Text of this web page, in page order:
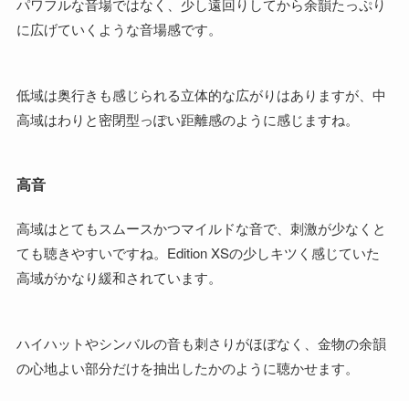
に広げていくような音場感です。
低域は奥行きも感じられる立体的な広がりはありますが、中
高域はわりと密閉型っぽい距離感のように感じますね。
高音
高域はとてもスムースかつマイルドな音で、刺激が少なくと
ても聴きやすいですね。Edition XSの少しキツく感じていた
高域がかなり緩和されています。
ハイハットやシンバルの音も刺さりがほぼなく、金物の余韻
の心地よい部分だけを抽出したかのように聴かせます。